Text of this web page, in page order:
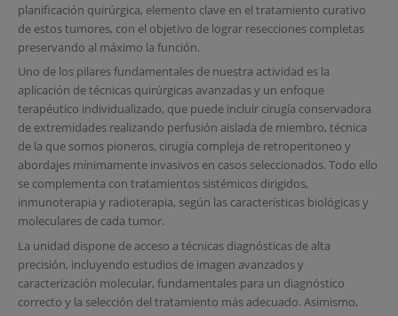
planificación quirúrgica, elemento clave en el tratamiento curativo
de estos tumores, con el objetivo de lograr resecciones completas
preservando al máximo la función.
Uno de los pilares fundamentales de nuestra actividad es la
aplicación de técnicas quirúrgicas avanzadas y un enfoque
terapéutico individualizado, que puede incluir cirugía conservadora
de extremidades realizando perfusión aislada de miembro, técnica
de la que somos pioneros, cirugía compleja de retroperitoneo y
abordajes mínimamente invasivos en casos seleccionados. Todo ello
se complementa con tratamientos sistémicos dirigidos,
inmunoterapia y radioterapia, según las características biológicas y
moleculares de cada tumor.
La unidad dispone de acceso a técnicas diagnósticas de alta
precisión, incluyendo estudios de imagen avanzados y
caracterización molecular, fundamentales para un diagnóstico
correcto y la selección del tratamiento más adecuado. Asimismo,